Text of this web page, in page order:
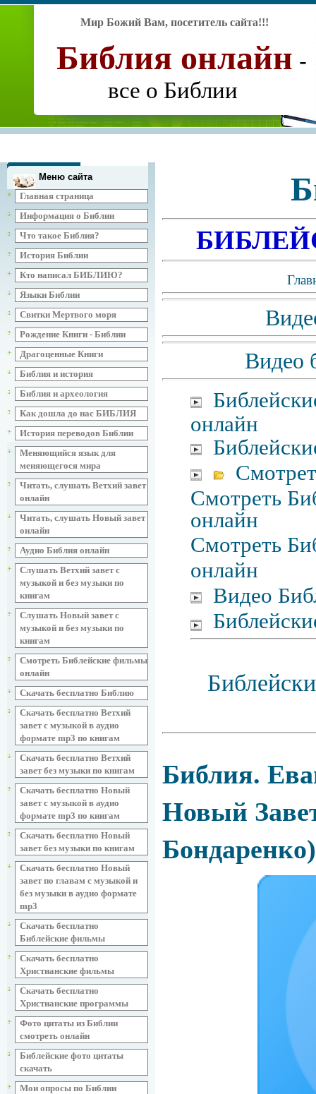
Мир Божий Вам, посетитель сайта!!!
Библия онлайн -
все о Библии
Меню сайта
Главная страница
Информация о Библии
Что такое Библия?
История Библии
Кто написал БИБЛИЮ?
Языки Библии
Свитки Мертвого моря
Рождение Книги - Библии
Драгоценные Книги
Библия и история
Библия и археология
Как дошла до нас БИБЛИЯ
История переводов Библии
Меняющийся язык для
меняющегося мира
Читать, слушать Ветхий завет
онлайн
Читать, слушать Новый завет
онлайн
Аудио Библия онлайн
Слушать Ветхий завет с
музыкой и без музыки по
книгам
Слушать Новый завет с
музыкой и без музыки по
книгам
Смотреть Библейские фильмы
онлайн
Скачать бесплатно Библию
Скачать бесплатно Ветхий
завет с музыкой в аудио
формате mp3 по книгам
Скачать бесплатно Ветхий
завет без музыки по книгам
Скачать бесплатно Новый
завет с музыкой в аудио
формате mp3 по книгам
Скачать бесплатно Новый
завет без музыки по книгам
Скачать бесплатно Новый
завет по главам с музыкой и
без музыки в аудио формате
mp3
Скачать бесплатно
Библейские фильмы
Скачать бесплатно
Христианские фильмы
Скачать бесплатно
Христианские программы
Фото цитаты из Библии
смотреть онлайн
Библейские фото цитаты
скачать
Мои опросы по Библии
Видео
онлайн
Смотреть
онлайн
Смотреть
онлайн
Видео
Библия.
Новый
Бондаренко)